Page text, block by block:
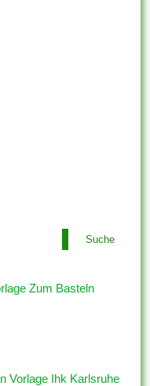
Suche
Zum Basteln
Vorlage Ihk Karlsruhe